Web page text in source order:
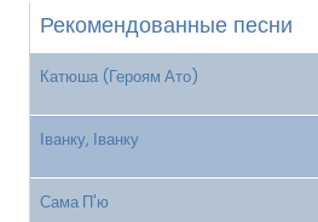
Рекомендованные песни
Катюша (Героям Ато)
Іванку, Іванку
Сама П'ю